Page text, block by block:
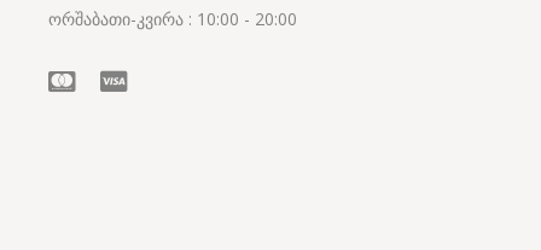
ორშაბათი-კვირა : 10:00 - 20:00